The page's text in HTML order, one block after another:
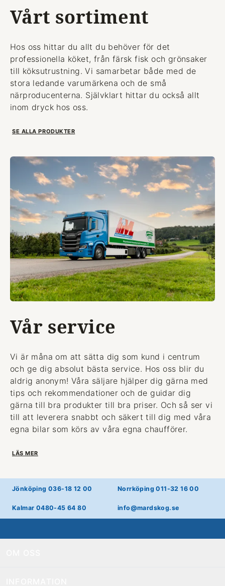
Vårt sortiment
Hos oss hittar du allt du behöver för det
professionella köket, från färsk fisk och grönsaker
till köksutrustning. Vi samarbetar både med de
stora ledande varumärkena och de små
närproducenterna. Självklart hittar du också allt
inom dryck hos oss.
SE ALLA PRODUKTER
Vår service
Vi är måna om att sätta dig som kund i centrum
och ge dig absolut bästa service. Hos oss blir du
aldrig anonym! Våra säljare hjälper dig gärna med
tips och rekommendationer och de guidar dig
gärna till bra produkter till bra priser. Och så ser vi
till att leverera snabbt och säkert till dig med våra
egna bilar som körs av våra egna chaufförer.
LÄS MER
Jönköping 036-18 12 00 Norrköping 011-32 16 00
Kalmar 0480-45 64 80 info@mardskog.se